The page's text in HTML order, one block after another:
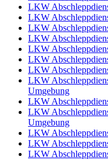
LKW
LKW
LKW
LKW
LKW
LKW
LKW
LKW
Umgebung
LKW
LKW
Umgebung
LKW
LKW
LKW